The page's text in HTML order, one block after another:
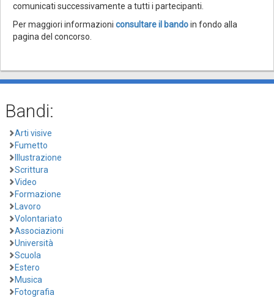
comunicati successivamente a tutti i partecipanti.
Per maggiori informazioni consultare il bandoin fondo alla
pagina del concorso.
Bandi:
Arti visive
Fumetto
Illustrazione
Scrittura
Video
Formazione
Lavoro
Volontariato
Associazioni
Università
Scuola
Estero
Musica
Fotografia